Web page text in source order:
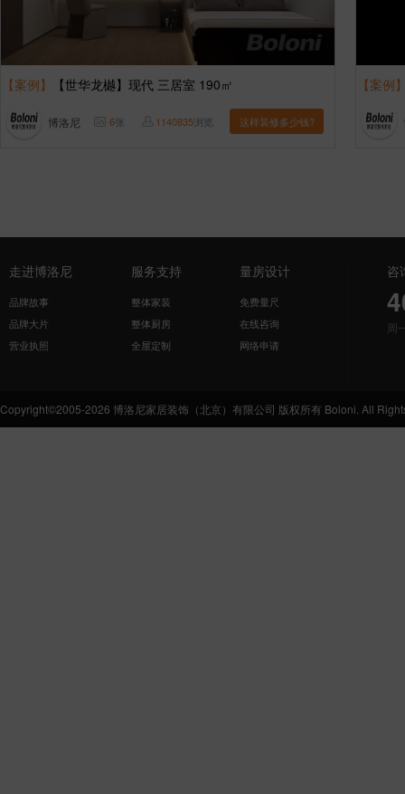
【案例】 【世华龙樾】现代 三居室 190㎡
博洛尼 6张 1140835浏览 这样装修多少钱?
【案例
走进博洛尼
品牌故事
品牌大片
营业执照
服务支持
整体家装
整体厨房
全屋定制
量房设计
免费量尺
在线咨询
网络申请
咨
周
Copyright©2005-2026 博洛尼家居装饰（北京）有限公司 版权所有 Boloni. All